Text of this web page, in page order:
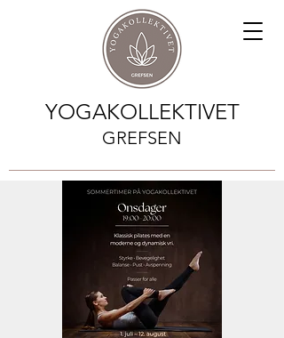
YOGAKOLLEKTIVET
GREFSEN